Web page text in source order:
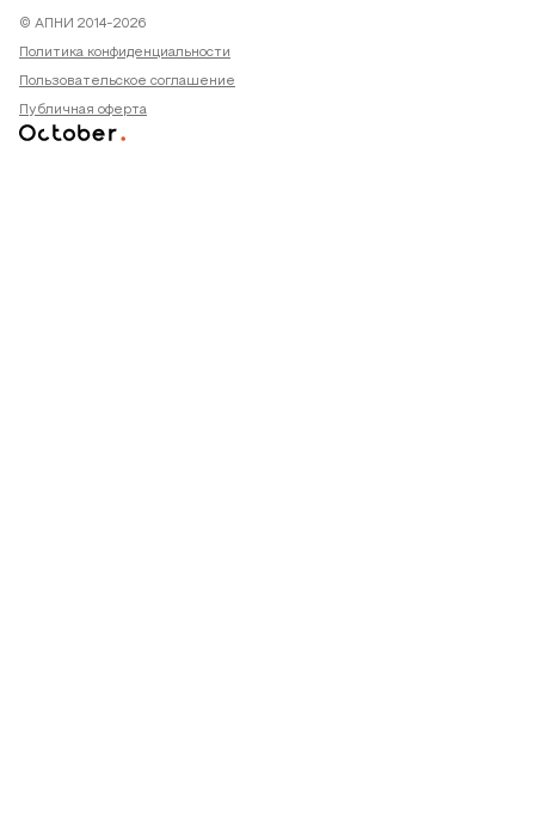
© АПНИ 2014-2026
Политика конфиденциальности
Пользовательское соглашение
Публичная оферта